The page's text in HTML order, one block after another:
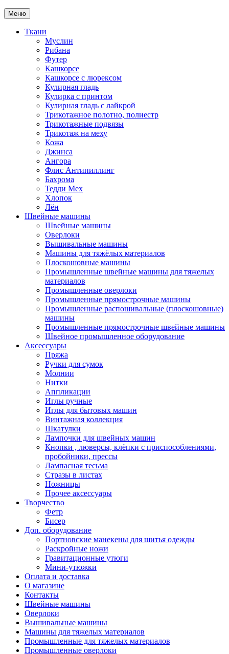
Меню
Ткани
Муслин
Рибана
Футер
Кашкорсе
Кашкорсе с люрексом
Кулирная гладь
Кулирка с принтом
Кулирная гладь с лайкрой
Трикотажное полотно, полиестр
Трикотажные подвязы
Трикотаж на меху
Кожа
Джинса
Ангора
Флис Антипиллинг
Бахрома
Тедди Мех
Хлопок
Лён
Швейные машины
Швейные машины
Оверлоки
Вышивальные машины
Машины для тяжёлых материалов
Плоскошовные машины
Промышленные швейные машины для тяжелых
материалов
Промышленные оверлоки
Промышленные прямострочные машины
Промышленные распошивальные (плоскошовные)
машины
Промышленные прямострочные швейные машины
Швейное промышленное оборудование
Аксессуары
Пряжа
Ручки для сумок
Молнии
Нитки
Аппликации
Иглы ручные
Иглы для бытовых машин
Винтажная коллекция
Шкатулки
Лампочки для швейных машин
Кнопки , люверсы, клёпки с приспособлениями,
пробойники, прессы
Лампасная тесьма
Стразы в листах
Ножницы
Прочее аксессуары
Творчество
Фетр
Бисер
Доп. оборудование
Портновские манекены для шитья одежды
Раскройные ножи
Гравитационные утюги
Мини-утюжки
Оплата и доставка
О магазине
Контакты
Швейные машины
Оверлоки
Вышивальные машины
Машины для тяжелых материалов
Промышленные для тяжелых материалов
Промышленные оверлоки